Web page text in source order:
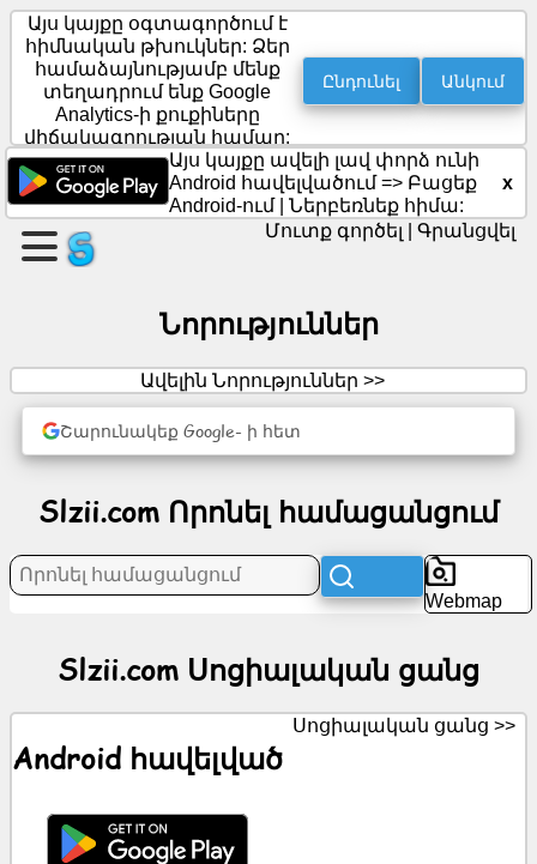
Ստեղծեք
էջ
Ստեղծել
խումբ
Օրակարգ
Ժամանց
ցանց
Նորություններ
սրբապատկերներ
Կոնտակտներ
Այս կայքը օգտագործում է
հիմնական թխուկներ: Ձեր
համաձայնությամբ մենք
տեղադրում ենք Google
Analytics-ի քուքիները
վիճակագրության համար:
Ընդունել Անկում
Այս կայքը ավելի լավ փորձ ունի
Android հավելվածում => Բացեք
Android-ում
Ներբեռնեք հիմա:
x
Մուտք գործել Գրանցվել
Նորություններ
Ավելին Նորություններ >>
Շարունակեք Google- ի հետ
Slzii.com Որոնել համացանցում
Webmap
Slzii.com Սոցիալական ցանց
Android հավելված
Սոցիալական ցանց >>